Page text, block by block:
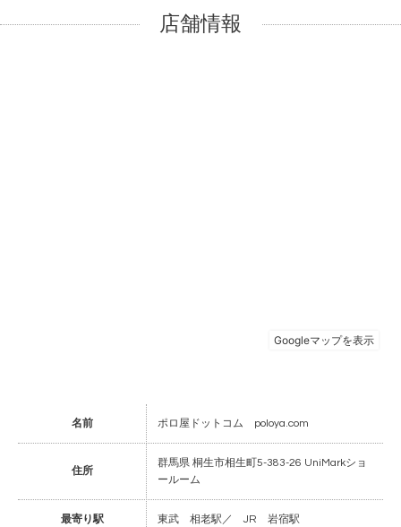
店舗情報
名前 ポロ屋ドットコム poloya.com
住所
群馬県 桐生市相生町5-383-26 UniMarkショ
ールーム
最寄り駅 東武 相老駅／ JR 岩宿駅